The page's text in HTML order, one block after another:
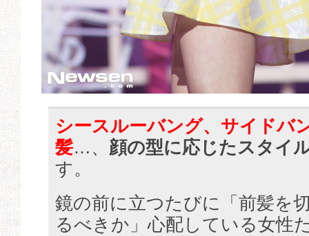
シースルーバング、サイドバ
髪…、 顔の型に応じたスタイ
す。
鏡の前に立つたびに「前髪を
るべきか」心配している女性